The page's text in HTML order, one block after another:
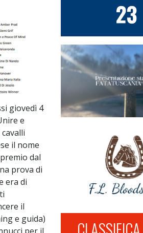
giovedì 4
e
il nome
dal
prova di
era di
il
e guida)